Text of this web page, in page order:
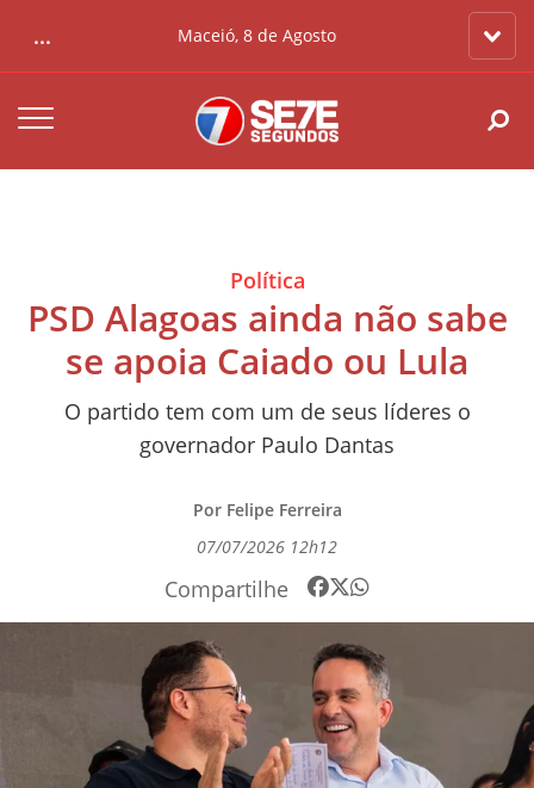
... Maceió, 8 de Agosto
Política
PSD Alagoas ainda não sabe
se apoia Caiado ou Lula
O partido tem com um de seus líderes o
governador Paulo Dantas
Por Felipe Ferreira
07/07/2026 12h12
Compartilhe